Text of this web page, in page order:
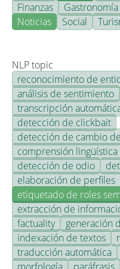
Finanzas
Gastronomía
Noticias
Social
NLP topic
reconocimiento de
análisis de sentimiento
transcripción
detección de clickbait
detección de cambio
comprensión lingüística
detección de odio
elaboración de perfiles
etiquetado de roles
extracción de
factuality
generación
indexación de textos
traducción automática